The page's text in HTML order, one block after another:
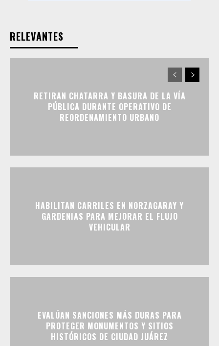
RELEVANTES
RETIRAN CHATARRA Y BASURA DE LA VÍA
PÚBLICA DURANTE OPERATIVO DE
REORDENAMIENTO URBANO
HABILITAN CARRILES EN NORZAGARAY Y
GARDENIAS PARA MEJORAR EL FLUJO
VEHICULAR
EVALÚAN SANCIONES MÁS DURAS PARA
PROTEGER MONUMENTOS Y SITIOS
HISTÓRICOS DE CIUDAD JUÁREZ